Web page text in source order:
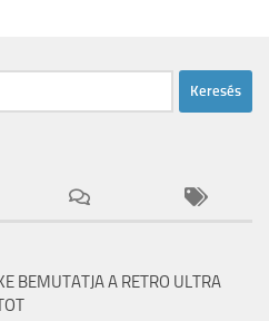
BEMUTATJA A RETRO ULTRA